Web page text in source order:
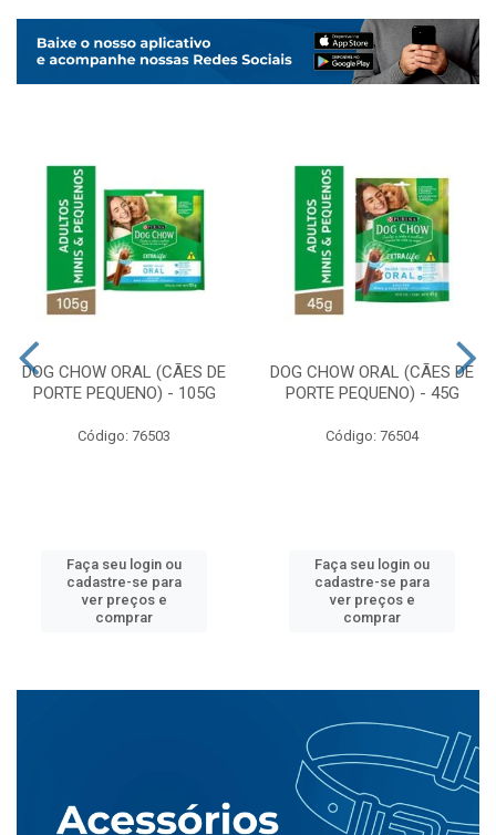
DOG CHOW ORAL (CÃES DE
PORTE PEQUENO) - 105G
Código: 76503
Faça seu login ou
cadastre-se para
ver preços e
comprar
DOG CHOW ORAL (CÃES DE
PORTE PEQUENO) - 45G
Código: 76504
Faça seu login ou
cadastre-se para
ver preços e
comprar